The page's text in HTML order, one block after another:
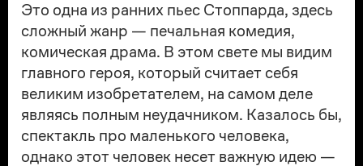
Это одна из ранних пьес Стоппарда, здесь
сложный жанр — печальная комедия,
комическая драма. В этом свете мы видим
главного героя, который считает себя
великим изобретателем, на самом деле
являясь полным неудачником. Казалось бы,
спектакль про маленького человека,
однако этот человек несет важную идею —